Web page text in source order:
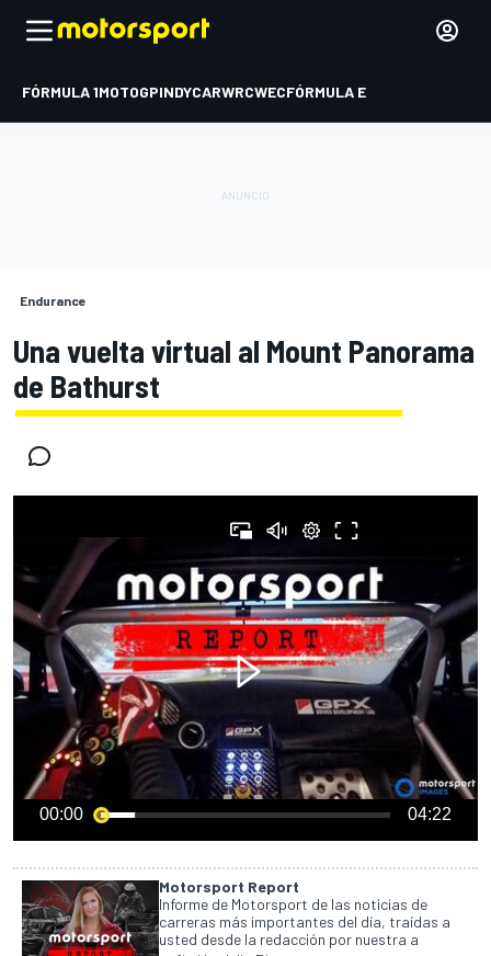
FÓRMULA 1MOTOGPINDYCARWRCWECFÓRMULA E
Endurance
Una vuelta virtual al Mount Panorama
de Bathurst
00:00 04:22
Motorsport Report
Informe de Motorsport de las noticias de
carreras más importantes del día, traídas a
usted desde la redacción por nuestra a